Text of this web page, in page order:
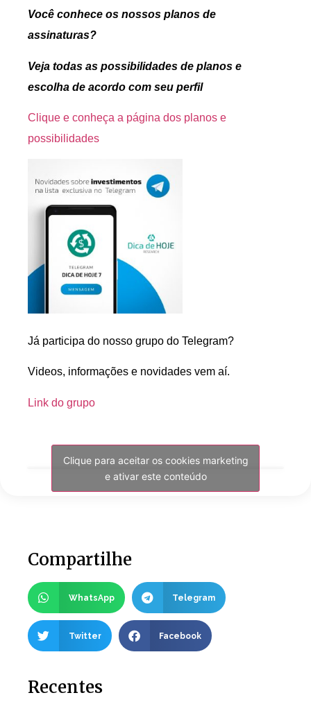
Você conhece os nossos planos de
assinaturas?
Veja todas as possibilidades de planos e
escolha de acordo com seu perfil
Clique e conheça a página dos planos e
possibilidades
Já participa do nosso grupo do Telegram?
Videos, informações e novidades vem aí.
Link do grupo
Clique para aceitar os cookies marketing
e ativar este conteúdo
Compartilhe
WhatsApp Telegram
Twitter Facebook
Recentes